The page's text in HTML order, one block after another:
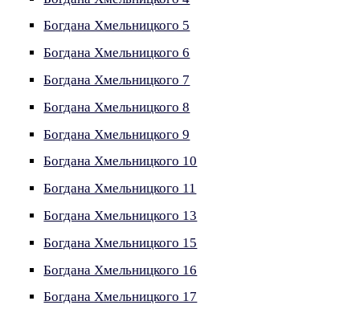
Богдана Хмельницкого 5
Богдана Хмельницкого 6
Богдана Хмельницкого 7
Богдана Хмельницкого 8
Богдана Хмельницкого 9
Богдана Хмельницкого 10
Богдана Хмельницкого 11
Богдана Хмельницкого 13
Богдана Хмельницкого 15
Богдана Хмельницкого 16
Богдана Хмельницкого 17